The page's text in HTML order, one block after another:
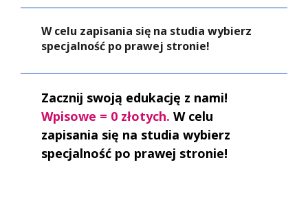
W celu zapisania się na studia wybierz
specjalność po prawej stronie!
Zacznij swoją edukację z nami!
Wpisowe = 0 złotych. W celu
zapisania się na studia wybierz
specjalność po prawej stronie!